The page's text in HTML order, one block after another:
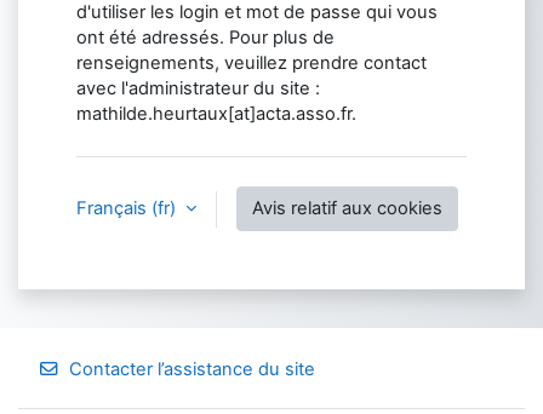
d'utiliser les login et mot de passe qui vous
ont été adressés. Pour plus de
renseignements, veuillez prendre contact
avec l'administrateur du site :
mathilde.heurtaux[at]acta.asso.fr.
Français ‎(fr)‎ Avis relatif aux cookies
Contacter l’assistance du site